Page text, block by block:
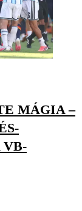
MÁGIA –
VB-